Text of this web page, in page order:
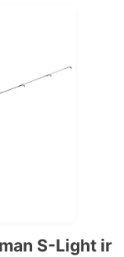
S-Light ir